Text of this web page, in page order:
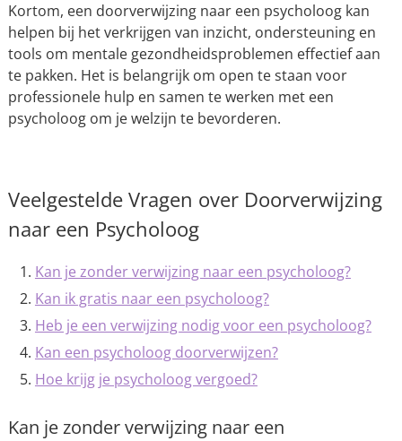
Kortom, een doorverwijzing naar een psycholoog kan
helpen bij het verkrijgen van inzicht, ondersteuning en
tools om mentale gezondheidsproblemen effectief aan
te pakken. Het is belangrijk om open te staan voor
professionele hulp en samen te werken met een
psycholoog om je welzijn te bevorderen.
Veelgestelde Vragen over Doorverwijzing
naar een Psycholoog
Kan je zonder verwijzing naar een psycholoog?
Kan ik gratis naar een psycholoog?
Heb je een verwijzing nodig voor een psycholoog?
Kan een psycholoog doorverwijzen?
Hoe krijg je psycholoog vergoed?
Kan je zonder verwijzing naar een